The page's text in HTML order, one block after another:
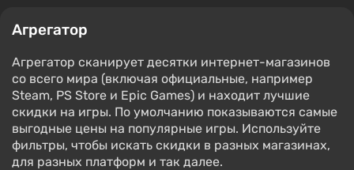
Агрегатор
Агрегатор сканирует десятки интернет-магазинов
со всего мира (включая официальные, например
Steam, PS Store и Epic Games) и находит лучшие
скидки на игры. По умолчанию показываются самые
выгодные цены на популярные игры. Используйте
фильтры, чтобы искать скидки в разных магазинах,
для разных платформ и так далее.